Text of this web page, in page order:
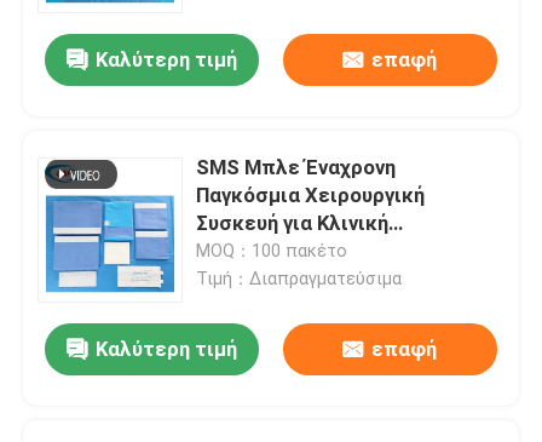
Καλύτερη τιμή επαφή
SMS Μπλε Έναχρονη
Παγκόσμια Χειρουργική
Συσκευή για Κλινική
Νοσοκομείου
MOQ：100 πακέτο
Τιμή：Διαπραγματεύσιμα
Καλύτερη τιμή επαφή